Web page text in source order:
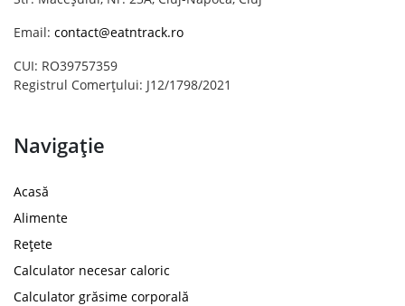
Email: contact@eatntrack.ro
CUI: RO39757359
Registrul Comerțului: J12/1798/2021
Navigație
Acasă
Alimente
Rețete
Calculator necesar caloric
Calculator grăsime corporală